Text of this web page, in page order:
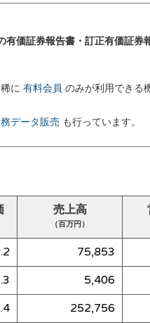
価証券報告書・訂正有価証券
に 有料会員 のみが利用できる
データ販売 も行っています。
売上高
（百万円）
75,853
5,406
252,756